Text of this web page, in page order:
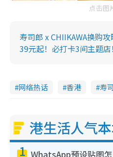
点击图
寿司郎 x CHIIKAWA换购
39元起！必打卡3间主题店！
网络热话 香港 寿
港生活人气
1